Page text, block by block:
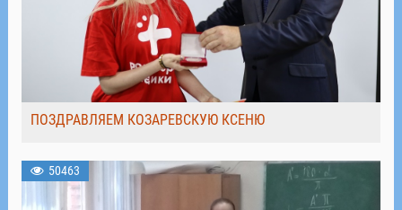
ПОЗДРАВЛЯЕМ КОЗАРЕВСКУЮ КСЕНЮ
50463